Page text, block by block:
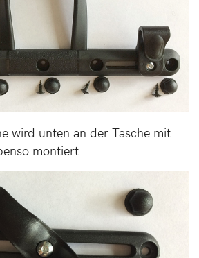
wird unten an der Tasche mit
montiert.